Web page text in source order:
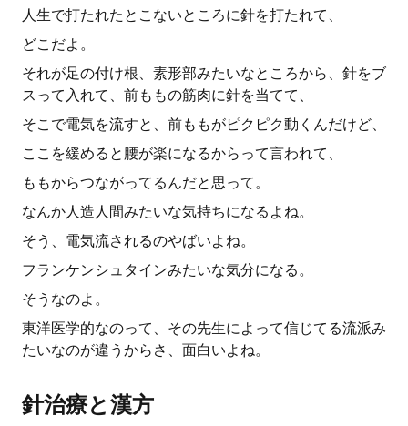
人生で打たれたとこないところに針を打たれて、
どこだよ。
それが足の付け根、素形部みたいなところから、針をブ
スって入れて、前ももの筋肉に針を当てて、
そこで電気を流すと、前ももがピクピク動くんだけど、
ここを緩めると腰が楽になるからって言われて、
ももからつながってるんだと思って。
なんか人造人間みたいな気持ちになるよね。
そう、電気流されるのやばいよね。
フランケンシュタインみたいな気分になる。
そうなのよ。
東洋医学的なのって、その先生によって信じてる流派み
たいなのが違うからさ、面白いよね。
針治療と漢方